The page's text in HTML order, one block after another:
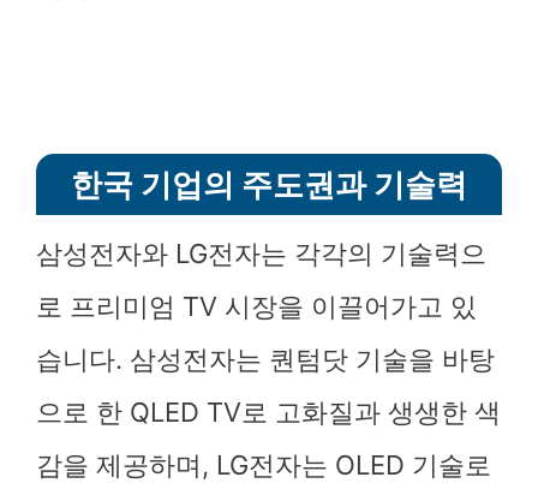
한국 기업의 주도권과 기술력
삼성전자와 LG전자는 각각의 기술력으
로 프리미엄 TV 시장을 이끌어가고 있
습니다. 삼성전자는 퀀텀닷 기술을 바탕
으로 한 QLED TV로 고화질과 생생한 색
감을 제공하며, LG전자는 OLED 기술로